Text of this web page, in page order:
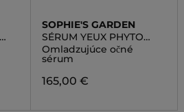
SOPHIE'S GARDEN
SÉRUM YEUX PHYTO
CELLULAIRE
Omladzujúce očné
sérum
165,00 €